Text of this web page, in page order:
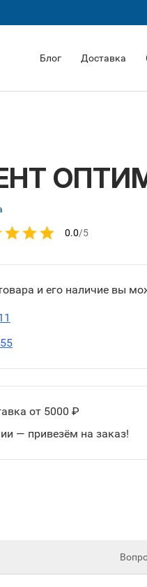
Блог Доставка
0.0/5
и его наличие вы
от 5000 ₽
— привезём на заказ!